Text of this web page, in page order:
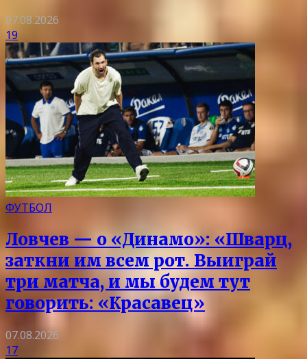
07.08.2026
19
ФУТБОЛ
Ловчев — о «Динамо»: «Шварц,
заткни им всем рот. Выиграй
три матча, и мы будем тут
говорить: «Красавец»
07.08.2026
17